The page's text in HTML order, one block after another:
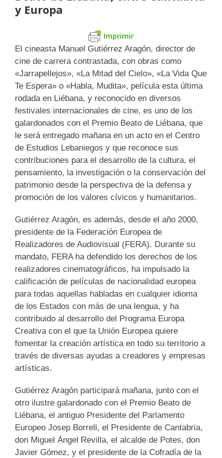
y Europa
Imprimir
El cineasta Manuel Gutiérrez Aragón, director de
cine de carrera contrastada, con obras como
«Jarrapellejos», «La Mitad del Cielo», «La Vida Que
Te Espera» o «Habla, Mudita», película esta última
rodada en Liébana, y reconocido en diversos
festivales internacionales de cine, es uno de los
galardonados con el Premio Beato de Liébana, que
le será entregado mañana en un acto en el Centro
de Estudios Lebaniegos y que reconoce sus
contribuciones para el desarrollo de la cultura, el
pensamiento, la investigación o la conservación del
patrimonio desde la perspectiva de la defensa y
promoción de los valores cívicos y humanitarios.
Gutiérrez Aragón, es además, desde el año 2000,
presidente de la Federación Europea de
Realizadores de Audiovisual (FERA). Durante su
mandato, FERA ha defendido los derechos de los
realizadores cinematográficos, ha impulsado la
calificación de películas de nacionalidad europea
para todas aquellas habladas en cualquier idioma
de los Estados con más de una lengua, y ha
contribuido al desarrollo del Programa Europa
Creativa con el que la Unión Europea quiere
fomentar la creación artística en todo su territorio a
través de diversas ayudas a creadores y empresas
artísticas.
Gutiérrez Aragón participará mañana, junto con el
otro ilustre galardonado con el Premio Beato de
Liébana, el antiguo Presidente del Parlamento
Europeo Josep Borrell, el Presidente de Cantabria,
don Miguel Ángel Revilla, el alcalde de Potes, don
Javier Gómez, y el presidente de la Cofradía de la